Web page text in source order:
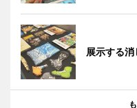
展示する